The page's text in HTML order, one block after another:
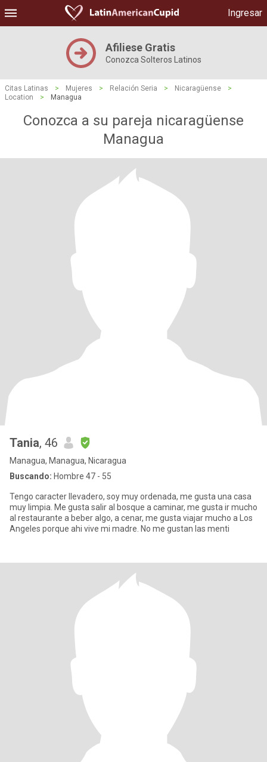
Ingresar
Afiliese Gratis
Conozca Solteros Latinos
Citas Latinas > Mujeres > Relación Seria > Nicaragüense
>
Location
> Managua
Conozca a su pareja nicaragüense
Managua
Tania, 46
Managua, Managua, Nicaragua
Buscando: Hombre 47 - 55
Tengo caracter llevadero, soy muy ordenada, me gusta una casa
muy limpia. Me gusta salir al bosque a caminar, me gusta ir mucho
al restaurante a beber algo, a cenar, me gusta viajar mucho a Los
Angeles porque ahi vive mi madre. No me gustan las menti